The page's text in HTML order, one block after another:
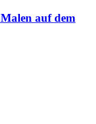
auf dem